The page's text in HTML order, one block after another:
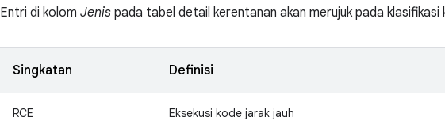
Entri di kolom Jenis pada tabel detail kerentanan akan merujuk pada klasifikasi
Singkatan Definisi
RCE Eksekusi kode jarak jauh